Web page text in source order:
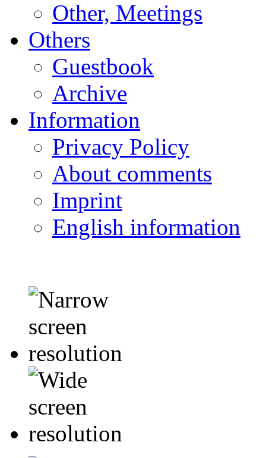
Other, Meetings
Others
Guestbook
Archive
Information
Privacy Policy
About comments
Imprint
English information